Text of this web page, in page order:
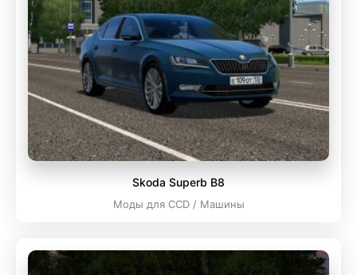
Skoda Superb B8
Моды для CCD / Машины